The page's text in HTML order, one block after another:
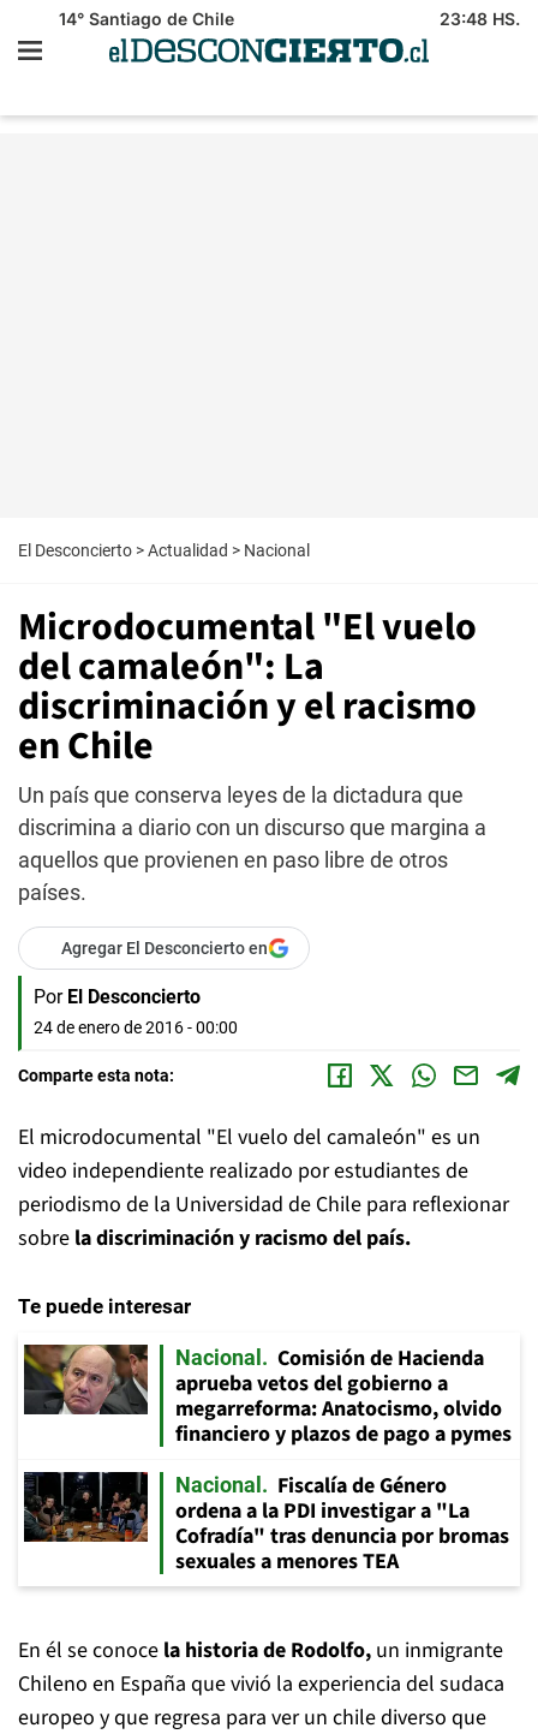
14° Santiago de Chile 23:48 HS.
El Desconcierto >Actualidad > Nacional
Microdocumental "El vuelo
del camaleón": La
discriminación y el racismo
en Chile
Un país que conserva leyes de la dictadura que
discrimina a diario con un discurso que margina a
aquellos que provienen en paso libre de otros
países.
Agregar El Desconcierto en
Por El Desconcierto
24 de enero de 2016 - 00:00
Comparte esta nota:
El microdocumental "El vuelo del camaleón" es un
video independiente realizado por estudiantes de
periodismo de la Universidad de Chile para reflexionar
sobre la discriminación y racismo del país.
Te puede interesar
Nacional
Comisión de Hacienda
aprueba vetos del gobierno a
megarreforma: Anatocismo, olvido
financiero y plazos de pago a pymes
Nacional
Fiscalía de Género
ordena a la PDI investigar a "La
Cofradía" tras denuncia por bromas
sexuales a menores TEA
En él se conoce la historia de Rodolfo, un inmigrante
Chileno en España que vivió la experiencia del sudaca
europeo y que regresa para ver un chile diverso que